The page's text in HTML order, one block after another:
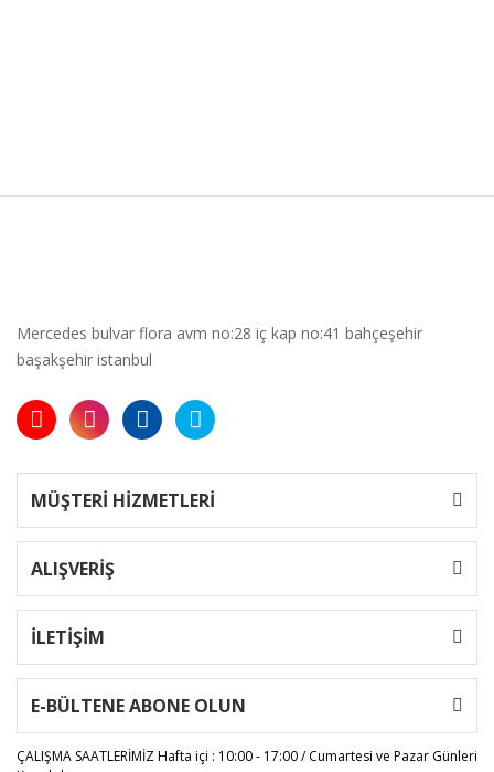
Mercedes bulvar flora avm no:28 iç kap no:41 bahçeşehir
başakşehir istanbul
MÜŞTERİ HİZMETLERİ
ALIŞVERİŞ
İLETİŞİM
E-BÜLTENE ABONE OLUN
ÇALIŞMA SAATLERİMİZHafta içi : 10:00 - 17:00 / Cumartesi ve Pazar Günleri